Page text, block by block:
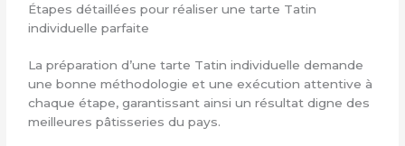
Étapes détaillées pour réaliser une tarte Tatin
individuelle parfaite
La préparation d’une tarte Tatin individuelle demande
une bonne méthodologie et une exécution attentive à
chaque étape, garantissant ainsi un résultat digne des
meilleures pâtisseries du pays.